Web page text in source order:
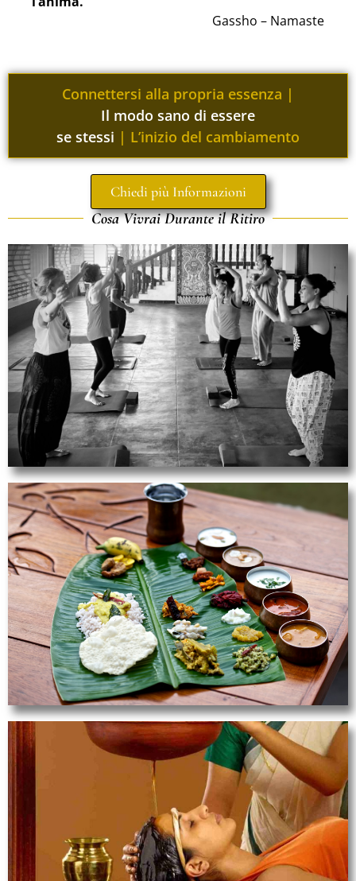
Gassho – Namaste
Connettersi alla propria essenza |
Il modo sano di essere
se stessi | L’inizio del cambiamento
Chiedi più Informazioni
Cosa Vivrai Durante il Ritiro
Yoga
Sarete guidati da due insegnanti e terapisti di
yoga di grande esperienza che insegnano con il
cuore per rendere la vostra esperienza autentica
e potente come desiderate.
Nutrizione
Ogni giorno cibo ayurvedico delizioso.
Consultazione con il medico ayurvedico,
scoprirete il vostro Dosha, e potrete nutrirvi
secondo la vostra Natura.
Ayurveda
Soggiornerete in un lussuoso resort ayurvedico e
godrete di trattamenti ayurvedici quotidiani.
Consultazione gratuita con il medico ayurvedico